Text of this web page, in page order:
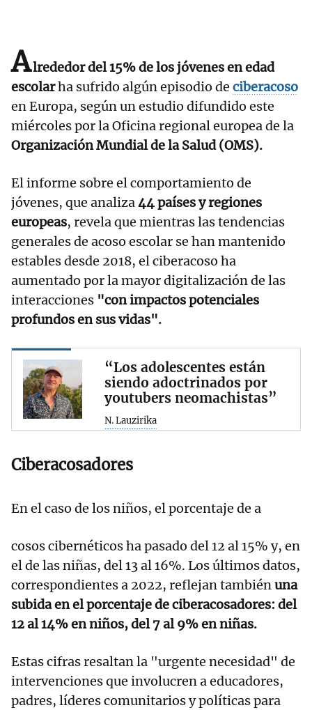
Alrededor del 15% de los jóvenes en edad
escolarha sufrido algún episodio de ciberacoso
en Europa, según un estudio difundido este
miércoles por la Oficina regional europea de la
Organización Mundial de la Salud (OMS).
El informe sobre el comportamiento de
jóvenes, que analiza44 países y regiones
europeas, revela que mientras las tendencias
generales de acoso escolar se han mantenido
estables desde 2018, el ciberacoso ha
aumentado por la mayor digitalización de las
interacciones "con impactos potenciales
profundos en sus vidas".
“Los adolescentes están
siendo adoctrinados por
youtubers neomachistas”
N. Lauzirika
Ciberacosadores
En el caso de los niños, el porcentaje de a
cosos cibernéticos ha pasado del 12 al 15% y, en
el de las niñas, del 13 al 16%. Los últimos datos,
correspondientes a 2022, reflejan tambiénuna
subida en el porcentaje de ciberacosadores: del
12 al 14% en niños, del 7 al 9% en niñas.
Estas cifras resaltan la "urgente necesidad" de
intervenciones que involucren a educadores,
padres, líderes comunitarios y políticas para